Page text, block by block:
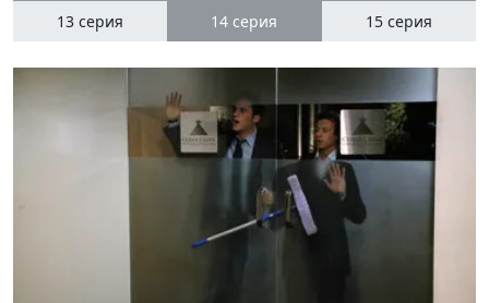
13 серия 14 серия 15 серия